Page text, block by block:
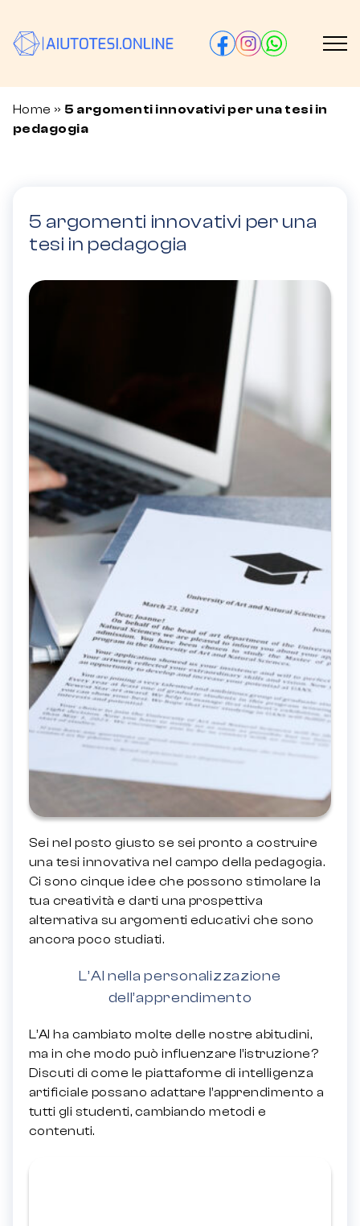
Home » 5 argomenti innovativi per una tesi in
pedagogia
5 argomenti innovativi per una
tesi in pedagogia
Sei nel posto giusto se sei pronto a costruire
una tesi innovativa nel campo della pedagogia.
Ci sono cinque idee che possono stimolare la
tua creatività e darti una prospettiva
alternativa su argomenti educativi che sono
ancora poco studiati.
L’AI nella personalizzazione
dell’apprendimento
L’AI ha cambiato molte delle nostre abitudini,
ma in che modo può influenzare l’istruzione?
Discuti di come le piattaforme di intelligenza
artificiale possano adattare l’apprendimento a
tutti gli studenti, cambiando metodi e
contenuti.